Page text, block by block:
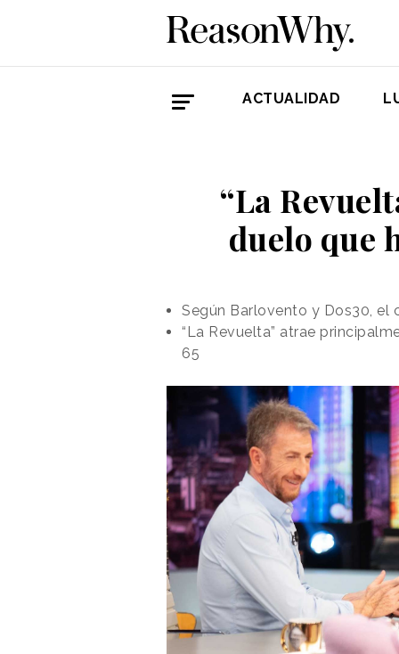
ACTUALIDAD
“La
duelo que
Según Barlovento y Dos30, el
“La Revuelta” atrae
65